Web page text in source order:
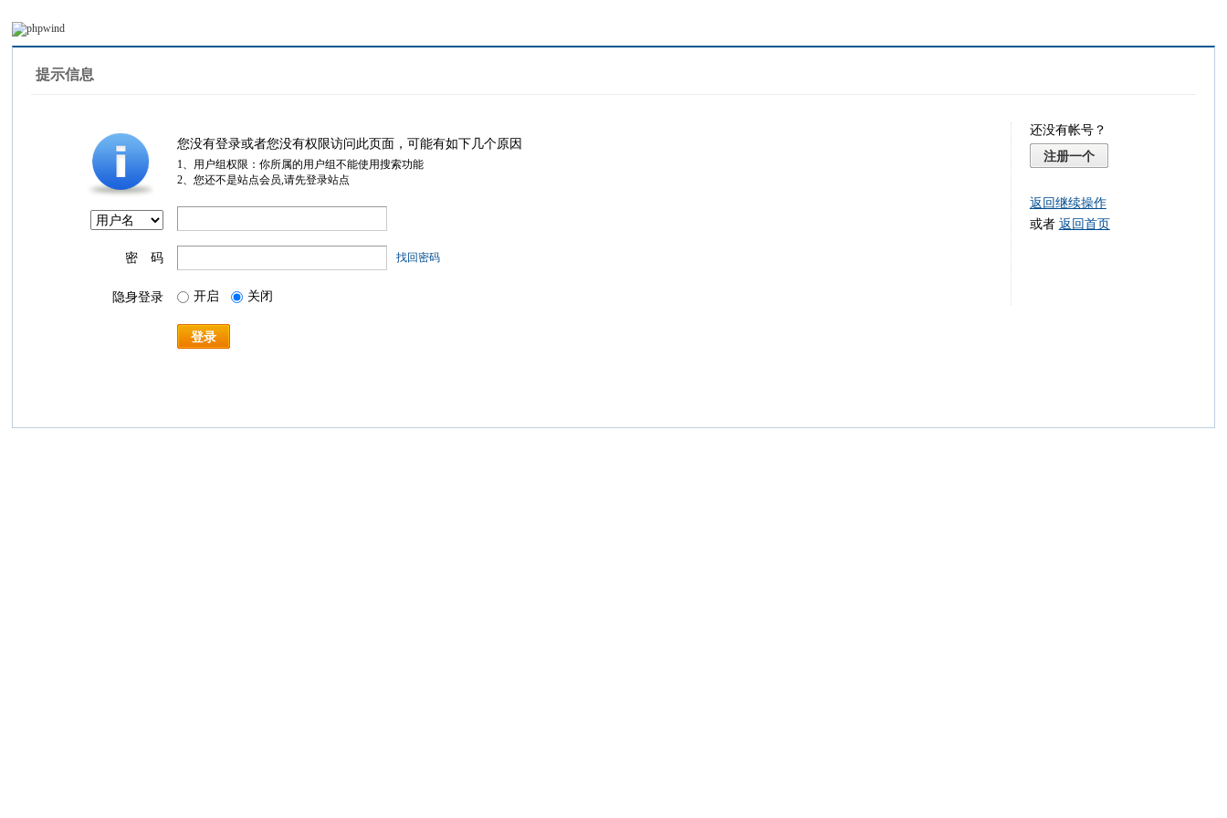
提示信息
您没有登录或者您没有权限访问此页面，可能有如下几个原因
1、用户组权限：你所属的用户组不能使用搜索功能
2、您还不是站点会员,请先登录站点
密 码 找回密码
隐身登录 开启 关闭
登录
还没有帐号？
注册一个
返回继续操作
或者 返回首页